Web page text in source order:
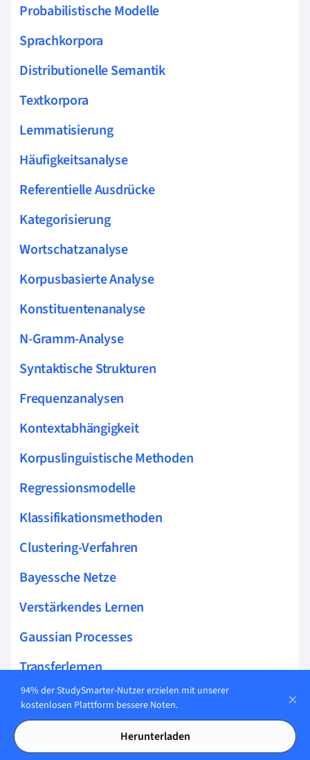
Probabilistische Modelle
Sprachkorpora
Distributionelle Semantik
Textkorpora
Lemmatisierung
Häufigkeitsanalyse
Referentielle Ausdrücke
Kategorisierung
Wortschatzanalyse
Korpusbasierte Analyse
Konstituentenanalyse
N-Gramm-Analyse
Syntaktische Strukturen
Frequenzanalysen
Kontextabhängigkeit
Korpuslinguistische Methoden
Regressionsmodelle
Klassifikationsmethoden
Clustering-Verfahren
Bayessche Netze
Verstärkendes Lernen
Gaussian Processes
Transferlernen
Regularisierungsmethoden
Feature Selection
94% der StudySmarter-Nutzer erzielen mit unserer
kostenlosen Plattform bessere Noten.
Herunterladen